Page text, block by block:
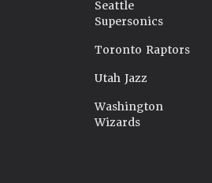
Seattle
Supersonics
Toronto Raptors
Utah Jazz
Washington
Wizards